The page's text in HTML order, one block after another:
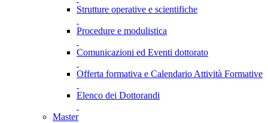
Strutture operative e scientifiche
Procedure e modulistica
Comunicazioni ed Eventi dottorato
Offerta formativa e Calendario Attività Formative
Elenco dei Dottorandi
Master